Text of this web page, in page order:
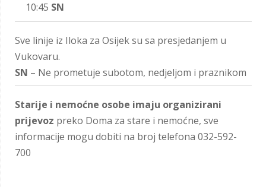
10:45 SN
Sve linije iz Iloka za Osijek su sa presjedanjem u
Vukovaru.
SN – Ne prometuje subotom, nedjeljom i praznikom
Starije i nemoćne osobe imaju organizirani
prijevoz preko Doma za stare i nemoćne, sve
informacije mogu dobiti na broj telefona 032-592-
700